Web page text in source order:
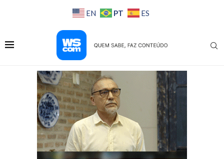
EN PT ES